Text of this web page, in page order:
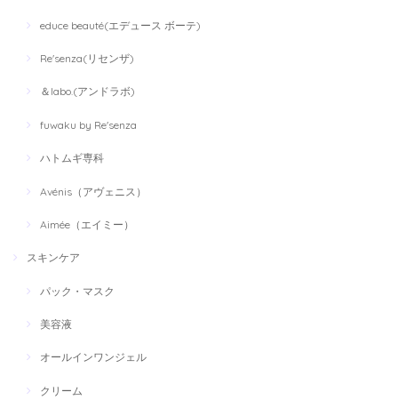
educe beauté(エデュース ボーテ)
Re'senza(リセンザ)
＆labo.(アンドラボ)
fuwaku by Re'senza
ハトムギ専科
Avénis（アヴェニス）
Aimée（エイミー）
スキンケア
パック・マスク
美容液
オールインワンジェル
クリーム